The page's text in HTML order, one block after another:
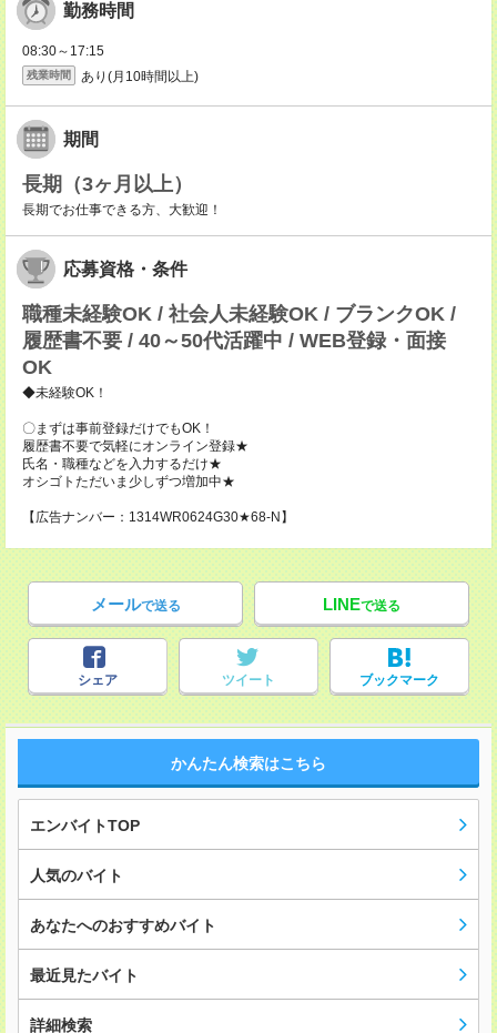
勤務時間
08:30～17:15
残業時間 あり(月10時間以上)
期間
長期（3ヶ月以上）
長期でお仕事できる方、大歓迎！
応募資格・条件
職種未経験OK / 社会人未経験OK / ブランクOK /
履歴書不要 / 40～50代活躍中 / WEB登録・面接
OK
◆未経験OK！
〇まずは事前登録だけでもOK！
履歴書不要で気軽にオンライン登録★
氏名・職種などを入力するだけ★
オシゴトただいま少しずつ増加中★
【広告ナンバー：1314WR0624G30★68-N】
メールで送る LINEで送る
シェア ツイート ブックマーク
かんたん検索はこちら
エンバイトTOP
人気のバイト
あなたへのおすすめバイト
最近見たバイト
詳細検索